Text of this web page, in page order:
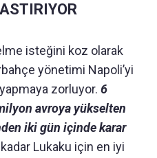
isteğini koz olarak
yönetimi Napoli’yi
zorluyor. 6
avroya yükselten
iki gün içinde karar
Lukaku için en iyi